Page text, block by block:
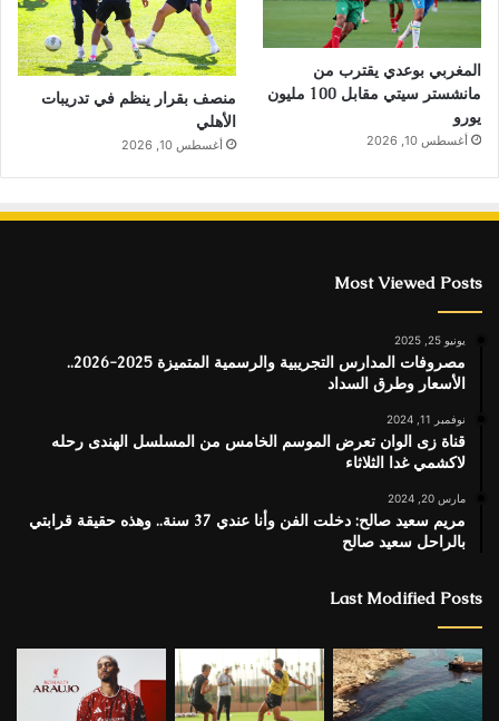
المغربي بوعدي يقترب من
مانشستر سيتي مقابل 100 مليون
يورو
أغسطس 10, 2026
منصف بقرار ينظم في تدريبات
الأهلي
أغسطس 10, 2026
Most Viewed Posts
يونيو 25, 2025
مصروفات المدارس التجريبية والرسمية المتميزة 2025-2026..
الأسعار وطرق السداد
نوفمبر 11, 2024
قناة زى الوان تعرض الموسم الخامس من المسلسل الهندى رحله
لاكشمي غدا الثلاثاء
مارس 20, 2024
مريم سعيد صالح: دخلت الفن وأنا عندي 37 سنة.. وهذه حقيقة قرابتي
بالراحل سعيد صالح
Last Modified Posts